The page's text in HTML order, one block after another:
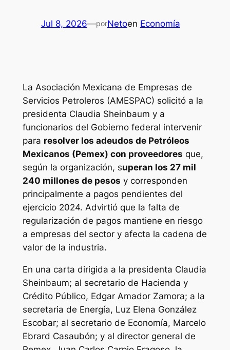
Jul 8, 2026—porNetoen Economía
La Asociación Mexicana de Empresas de
Servicios Petroleros (AMESPAC) solicitó a la
presidenta Claudia Sheinbaum y a
funcionarios del Gobierno federal intervenir
para resolver los adeudos de Petróleos
Mexicanos (Pemex) con proveedores que,
según la organización, superan los 27 mil
240 millones de pesos y corresponden
principalmente a pagos pendientes del
ejercicio 2024. Advirtió que la falta de
regularización de pagos mantiene en riesgo
a empresas del sector y afecta la cadena de
valor de la industria.
En una carta dirigida a la presidenta Claudia
Sheinbaum; al secretario de Hacienda y
Crédito Público, Edgar Amador Zamora; a la
secretaria de Energía, Luz Elena González
Escobar; al secretario de Economía, Marcelo
Ebrard Casaubón; y al director general de